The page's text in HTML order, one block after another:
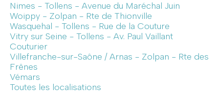
Nimes - Tollens - Avenue du Maréchal Juin
Woippy - Zolpan - Rte de Thionville
Wasquehal - Tollens - Rue de la Couture
Vitry sur Seine - Tollens - Av. Paul Vaillant
Couturier
Villefranche-sur-Saône / Arnas - Zolpan - Rte des
Frênes
Vémars
Toutes les localisations